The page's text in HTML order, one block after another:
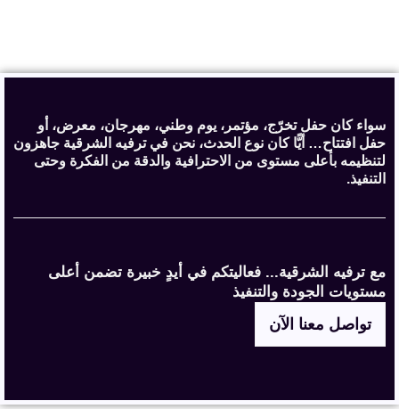
سواء كان حفل تخرّج، مؤتمر، يوم وطني، مهرجان، معرض، أو
حفل افتتاح… أيًّا كان نوع الحدث، نحن في ترفيه الشرقية جاهزون
لتنظيمه بأعلى مستوى من الاحترافية والدقة من الفكرة وحتى
التنفيذ.
مع ترفيه الشرقية... فعاليتكم في أيدٍ خبيرة تضمن أعلى
مستويات الجودة والتنفيذ
تواصل معنا الآن